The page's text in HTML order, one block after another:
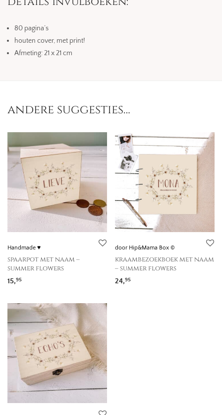
80 pagina’s
houten cover, met print!
Afmeting: 21 x 21 cm
andere suggesties…
Handmade ♥
spaarpot met naam –
summer flowers
15,95
door Hip&Mama Box ©
kraambezoekboek met naam
– summer flowers
24,95